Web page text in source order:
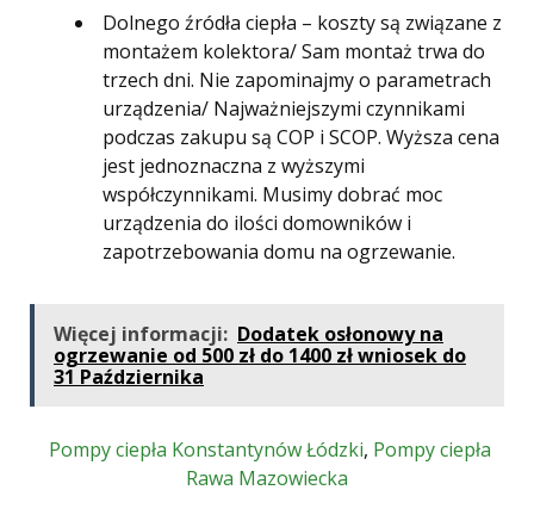
Dolnego źródła ciepła – koszty są związane z
montażem kolektora/ Sam montaż trwa do
trzech dni. Nie zapominajmy o parametrach
urządzenia/ Najważniejszymi czynnikami
podczas zakupu są COP i SCOP. Wyższa cena
jest jednoznaczna z wyższymi
współczynnikami. Musimy dobrać moc
urządzenia do ilości domowników i
zapotrzebowania domu na ogrzewanie.
Więcej informacji: Dodatek osłonowy na
ogrzewanie od 500 zł do 1400 zł wniosek do
31 Października
Pompy ciepła Konstantynów Łódzki, Pompy ciepła
Rawa Mazowiecka